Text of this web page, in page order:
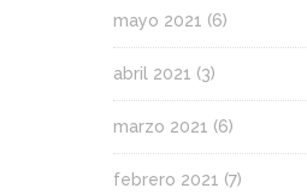
mayo 2021 (6)
abril 2021 (3)
marzo 2021 (6)
febrero 2021 (7)